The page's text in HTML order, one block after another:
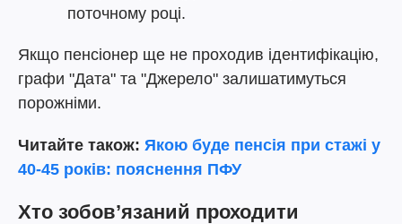
поточному році.
Якщо пенсіонер ще не проходив ідентифікацію,
графи "Дата" та "Джерело" залишатимуться
порожніми.
Читайте також: Якою буде пенсія при стажі у
40-45 років: пояснення ПФУ
Хто зобов’язаний проходити